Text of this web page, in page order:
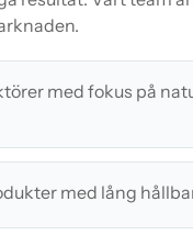
med fokus på
med lång